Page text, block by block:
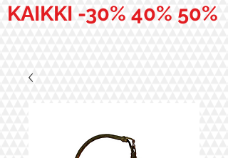
KAIKKI -30% 40% 50%